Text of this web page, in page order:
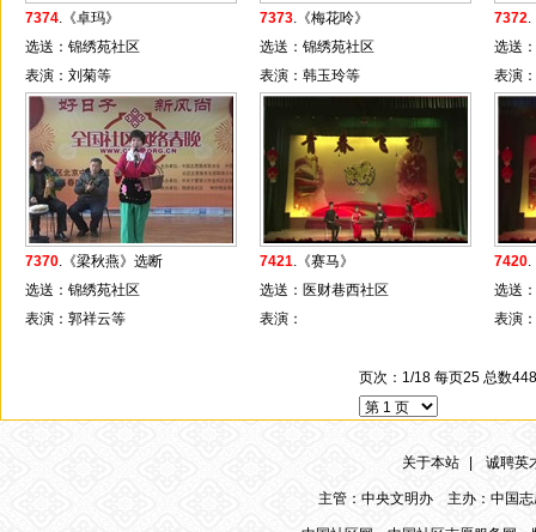
7374.《卓玛》
选送：锦绣苑社区
表演：刘菊等
7373.《梅花呤》
选送：锦绣苑社区
表演：韩玉玲等
7372.
选送
表演：
7370.《梁秋燕》选断
选送：锦绣苑社区
表演：郭祥云等
7421.《赛马》
选送：医财巷西社区
表演：
7420.
选送
表演：
页次：1/18 每页25 总数
关于本站 诚聘英
主管：中央文明办 主办：中国